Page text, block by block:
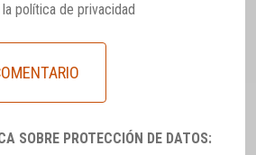
política de privacidad
SOBRE PROTECCIÓN DE DATOS: